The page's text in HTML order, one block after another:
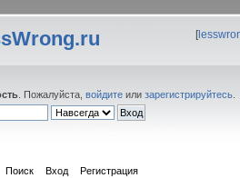
[
. Пожалуйста, войдите или зарегистрируйтесь
Поиск Вход Регистрация